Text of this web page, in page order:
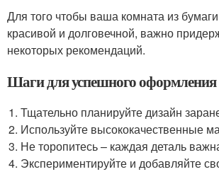
Для того чтобы ваша комната из
красивой и долговечной, важно
некоторых рекомендаций.
Шаги для успешного оформления
Тщательно планируйте дизайн
Используйте высококачественные
Не торопитесь – каждая деталь
Экспериментируйте и добавляйте